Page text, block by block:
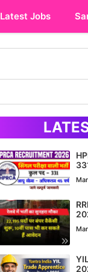
Latest Jobs